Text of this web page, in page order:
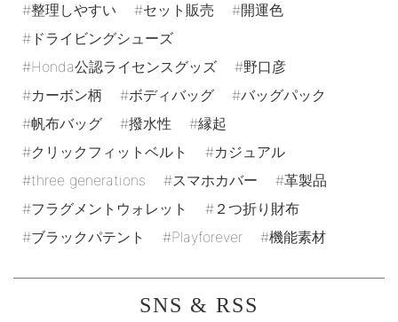
整理しやすい
セット販売
開運色
ドライビングシューズ
Honda公認ライセンスグッズ
野口彦
カーボン柄
ボディバッグ
バッグパック
帆布バッグ
撥水性
縁起
クリックフィットベルト
カジュアル
three generations
スマホカバー
革製品
フラグメントウォレット
２つ折り財布
ブラックパテント
Playforever 機能素材
SNS & RSS